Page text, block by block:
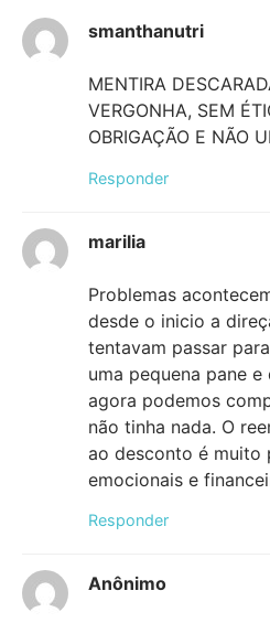
smanthanutri
MENTIRA
VERGONHA, SEM
OBRIGAÇÃO E NÃO
Responder
marilia
Problemas
desde o inicio a
tentavam passar
uma pequena pane
agora podemos
não tinha nada. O
ao desconto é muito
emocionais e
Responder
Anônimo